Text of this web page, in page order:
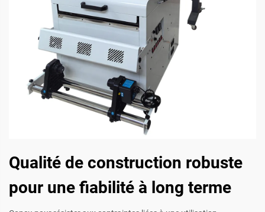
Qualité de construction robuste
pour une fiabilité à long terme